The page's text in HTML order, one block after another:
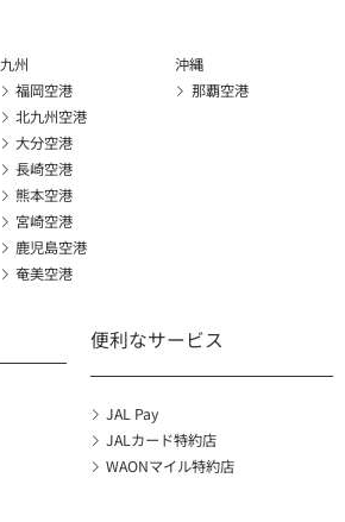
九州
福岡空港
北九州空港
大分空港
長崎空港
熊本空港
宮崎空港
鹿児島空港
奄美空港
沖縄
那覇空港
便利なサービス
JAL Pay
JALカード特約店
WAONマイル特約店